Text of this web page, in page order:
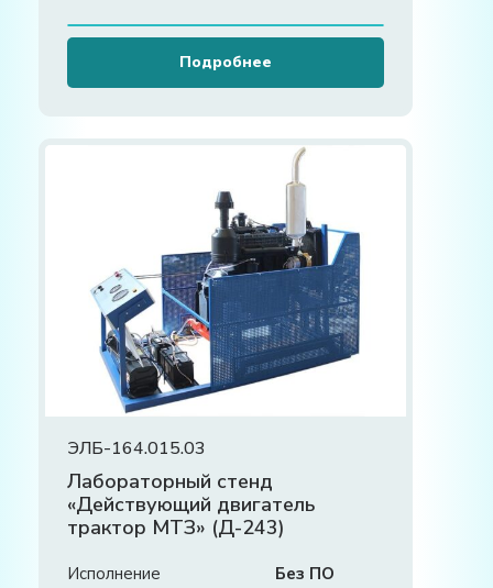
Подробнее
ЭЛБ-164.015.03
Лабораторный стенд
«Действующий двигатель
трактор МТЗ» (Д-243)
Исполнение Без ПО